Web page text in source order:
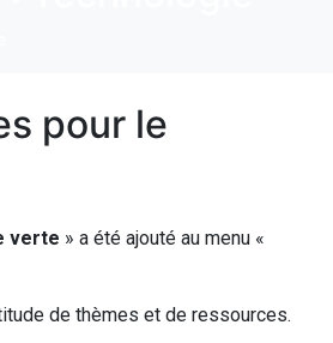
pour le
verte » a été ajouté au menu «
de thèmes et de ressources.